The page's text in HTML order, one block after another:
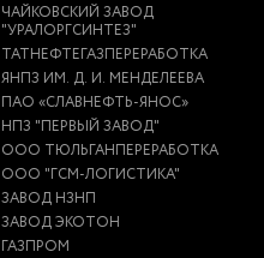
ЧАЙКОВСКИЙ ЗАВОД
"УРАЛОРГСИНТЕЗ"
ТАТНЕФТЕГАЗПЕРЕРАБОТКА
ЯНПЗ ИМ. Д. И. МЕНДЕЛЕЕВА
ПАО «СЛАВНЕФТЬ-ЯНОС»
НПЗ "ПЕРВЫЙ ЗАВОД"
ООО ТЮЛЬГАНПЕРЕРАБОТКА
ООО "ГСМ-ЛОГИСТИКА"
ЗАВОД НЗНП
ЗАВОД ЭКОТОН
ГАЗПРОМ